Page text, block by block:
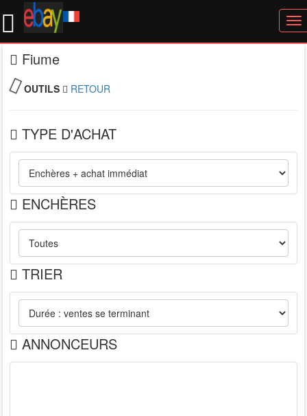
Fiume
OUTILS RETOUR
TYPE D'ACHAT
ENCHÈRES
TRIER
ANNONCEURS